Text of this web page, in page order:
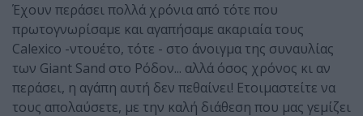
Έχουν περάσει πολλά χρόνια από τότε που
πρωτογνωρίσαμε και αγαπήσαμε ακαριαία τους
Calexico -ντουέτο, τότε - στο άνοιγμα της συναυλίας
των Giant Sand στο Ρόδον... αλλά όσος χρόνος κι αν
περάσει, η αγάπη αυτή δεν πεθαίνει! Ετοιμαστείτε να
τους απολαύσετε, με την καλή διάθεση που μας γεμίζει